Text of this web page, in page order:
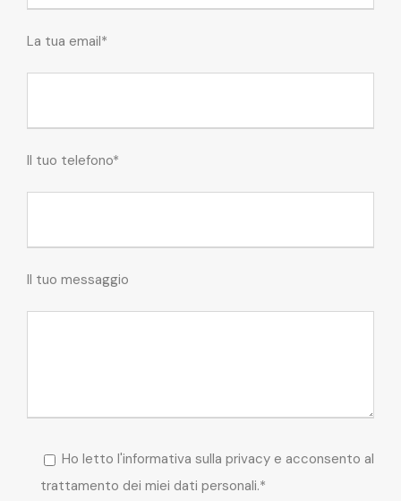
La tua email*
Il tuo telefono*
Il tuo messaggio
Ho letto l'informativa sulla privacy e acconsento al
trattamento dei miei dati personali.*